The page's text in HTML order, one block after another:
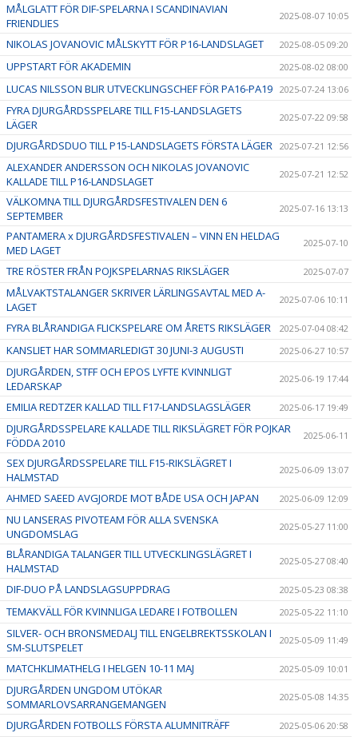
MÅLGLATT FÖR DIF-SPELARNA I SCANDINAVIAN
FRIENDLIES
2025-08-07 10:05
NIKOLAS JOVANOVIC MÅLSKYTT FÖR P16-LANDSLAGET 2025-08-05 09:20
UPPSTART FÖR AKADEMIN 2025-08-02 08:00
LUCAS NILSSON BLIR UTVECKLINGSCHEF FÖR PA16-PA19 2025-07-24 13:06
FYRA DJURGÅRDSSPELARE TILL F15-LANDSLAGETS
LÄGER
2025-07-22 09:58
DJURGÅRDSDUO TILL P15-LANDSLAGETS FÖRSTA LÄGER 2025-07-21 12:56
ALEXANDER ANDERSSON OCH NIKOLAS JOVANOVIC
KALLADE TILL P16-LANDSLAGET
2025-07-21 12:52
VÄLKOMNA TILL DJURGÅRDSFESTIVALEN DEN 6
SEPTEMBER
2025-07-16 13:13
PANTAMERA x DJURGÅRDSFESTIVALEN – VINN EN HELDAG
MED LAGET
2025-07-10
TRE RÖSTER FRÅN POJKSPELARNAS RIKSLÄGER 2025-07-07
MÅLVAKTSTALANGER SKRIVER LÄRLINGSAVTAL MED A-
LAGET
2025-07-06 10:11
FYRA BLÅRANDIGA FLICKSPELARE OM ÅRETS RIKSLÄGER 2025-07-04 08:42
KANSLIET HAR SOMMARLEDIGT 30 JUNI-3 AUGUSTI 2025-06-27 10:57
DJURGÅRDEN, STFF OCH EPOS LYFTE KVINNLIGT
LEDARSKAP
2025-06-19 17:44
EMILIA REDTZER KALLAD TILL F17-LANDSLAGSLÄGER 2025-06-17 19:49
DJURGÅRDSSPELARE KALLADE TILL RIKSLÄGRET FÖR POJKAR
FÖDDA 2010
2025-06-11
SEX DJURGÅRDSSPELARE TILL F15-RIKSLÄGRET I
HALMSTAD
2025-06-09 13:07
AHMED SAEED AVGJORDE MOT BÅDE USA OCH JAPAN 2025-06-09 12:09
NU LANSERAS PIVOTEAM FÖR ALLA SVENSKA
UNGDOMSLAG
2025-05-27 11:00
BLÅRANDIGA TALANGER TILL UTVECKLINGSLÄGRET I
HALMSTAD
2025-05-27 08:40
DIF-DUO PÅ LANDSLAGSUPPDRAG 2025-05-23 08:38
TEMAKVÄLL FÖR KVINNLIGA LEDARE I FOTBOLLEN 2025-05-22 11:10
SILVER- OCH BRONSMEDALJ TILL ENGELBREKTSSKOLAN I
SM-SLUTSPELET
2025-05-09 11:49
MATCHKLIMATHELG I HELGEN 10-11 MAJ 2025-05-09 10:01
DJURGÅRDEN UNGDOM UTÖKAR
SOMMARLOVSARRANGEMANGEN
2025-05-08 14:35
DJURGÅRDEN FOTBOLLS FÖRSTA ALUMNITRÄFF 2025-05-06 20:58